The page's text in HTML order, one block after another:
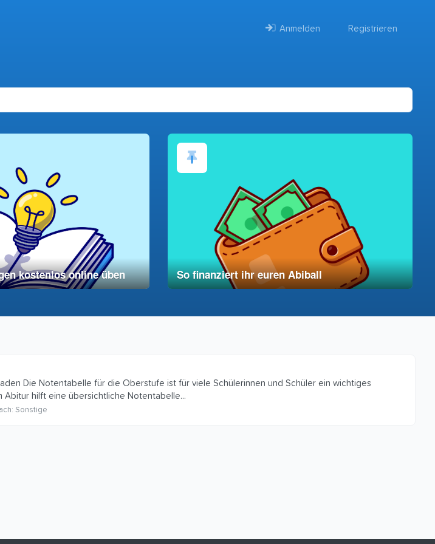
Anmelden Registrieren
kostenlos online üben So finanziert ihr euren Abiball
Die Notentabelle für die Oberstufe ist für viele Schülerinnen und Schüler ein wichtiges
Abitur hilft eine übersichtliche Notentabelle...
Sonstige